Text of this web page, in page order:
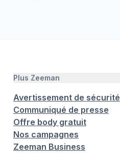
Plus Zeeman
Avertissement de sécurité
Communiqué de presse
Offre body gratuit
Nos campagnes
Zeeman Business